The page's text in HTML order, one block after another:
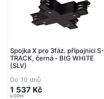
Spojka X pro 3fáz. přípojnici S-
TRACK, černá - BIG WHITE
(SLV)
Do 10 dnů
1 537 Kč
s DPH